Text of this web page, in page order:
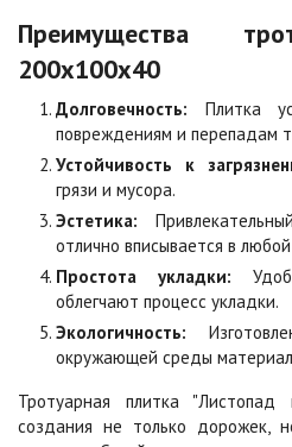
Особая серия
1 040 ₽/м 2
Сахара
1 040 ₽/м2
Серо-белая
1 040 ₽/м
Сорренто
1 040 ₽/м2
Преимущества
200х100х40
Долговечность: Плитка
повреждениям и перепадам
Устойчивость к
грязи и мусора.
Эстетика:
отлично вписывается в
Простота укладки:
облегчают процесс укладки.
Экологичность:
окружающей среды
Тротуарная плитка
создания не только дорожек,